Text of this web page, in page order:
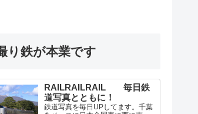
り鉄が本業です
RAILRAILRAIL 毎日鉄
道写真とともに！
鉄道写真を毎日UPしてます。千葉